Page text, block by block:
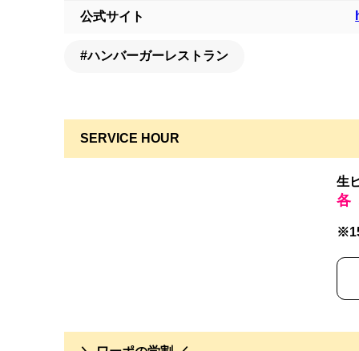
公式サイト
#ハンバーガーレストラン
SERVICE HOUR
生
各